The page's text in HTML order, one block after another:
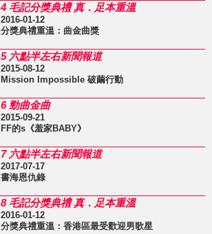
4 毛記分獎典禮 真．足本重溫
2016-01-12
分獎典禮重溫：曲金曲獎
5 六點半左右新聞報道
2015-08-12
Mission Impossible 破繭行動
6 勁曲金曲
2015-09-21
FF的s《羞家BABY》
7 六點半左右新聞報道
2017-07-17
書海恩仇錄
8 毛記分獎典禮 真．足本重溫
2016-01-12
分獎典禮重溫：香港區最受歡迎男歌星